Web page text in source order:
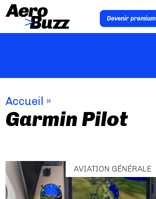
Devenir premium
Accueil »
Garmin Pilot
AVIATION GÉNÉRALE